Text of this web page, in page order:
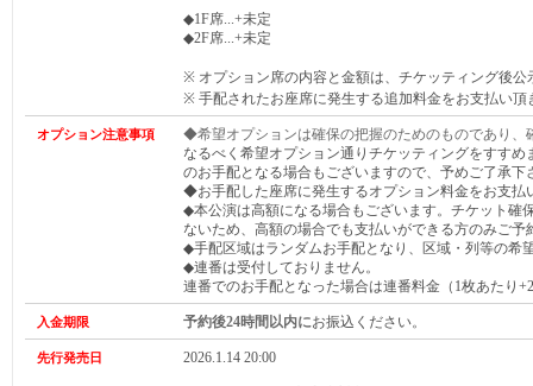
◆1F席...+未定
◆2F席...+未定
※ オプション席の内容と金額は、チケッティング後公
※ 手配されたお座席に発生する追加料金をお支払い頂
オプション注意事項
◆希望オプションは確保の把握のためのものであり、
なるべく希望オプション通りチケッティングをすす
のお手配となる場合もございますので、予めご了承下
◆お手配した座席に発生するオプション料金をお支払
◆本公演は高額になる場合もございます。チケット確
ないため、高額の場合でも支払いができる方のみご予
◆手配区域はランダムお手配となり、区域・列等の希
◆連番は受付しておりません。
連番でのお手配となった場合は連番料金（1枚あたり
入金期限 予約後24時間以内にお振込ください。
先行発売日 2026.1.14 20:00